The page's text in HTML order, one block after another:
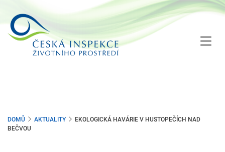
hlavnímu
obsahu
DOMŮ AKTUALITY
EKOLOGICKÁ HAVÁRIE V HUSTOPEČÍCH NAD
BEČVOU